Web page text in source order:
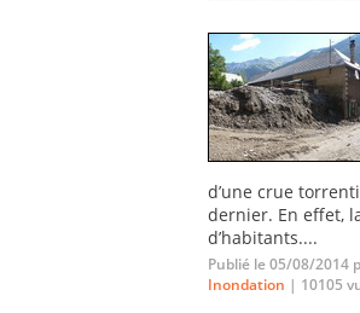
d’une crue
dernier. En effet,
d’habitants....
Publié le 05/08/2014
Inondation | 10105